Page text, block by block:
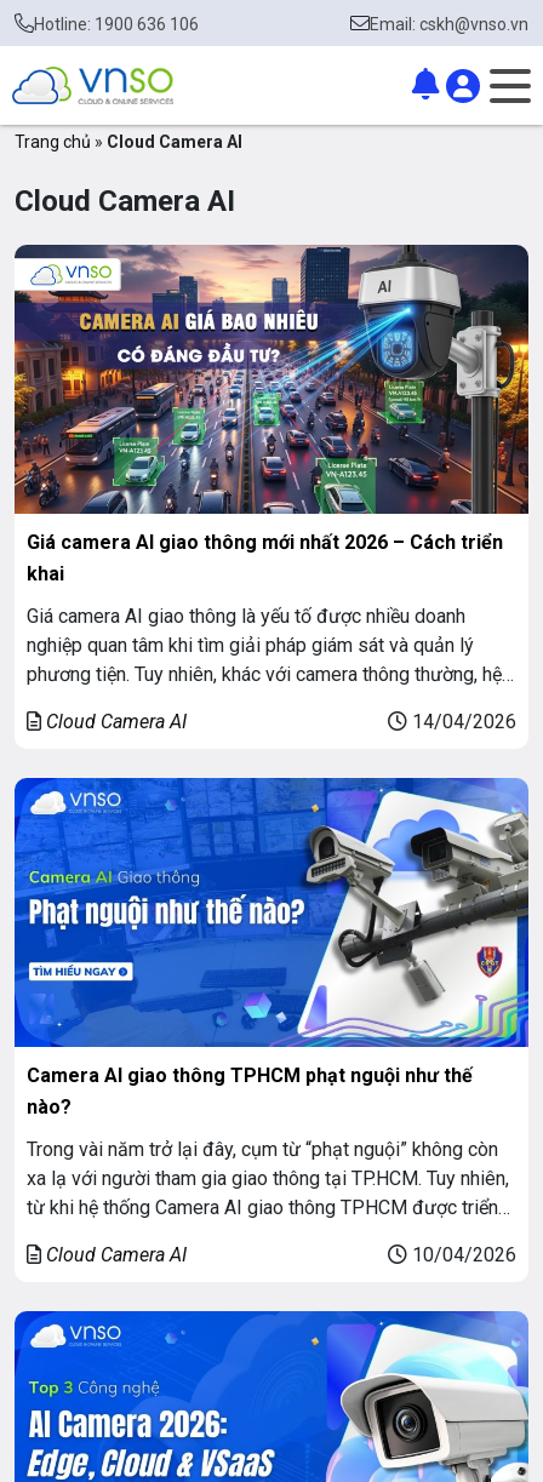
Hotline: 1900 636 106 Email: cskh@vnso.vn
Trang chủ » Cloud Camera AI
Cloud Camera AI
Giá camera AI giao thông mới nhất 2026 – Cách triển
khai
Giá camera AI giao thông là yếu tố được nhiều doanh
nghiệp quan tâm khi tìm giải pháp giám sát và quản lý
phương tiện. Tuy nhiên, khác với camera thông thường, hệ
trợ vận hành. Vì vậy, câu hỏi “camera […]
Cloud Camera AI 14/04/2026
Camera AI giao thông TPHCM phạt nguội như thế
nào?
Trong vài năm trở lại đây, cụm từ “phạt nguội” không còn
xa lạ với người tham gia giao thông tại TP.HCM. Tuy nhiên,
từ khi hệ thống Camera AI giao thông TPHCM được triển
phụ thuộc vào việc có CSGT đứng đường […]
Cloud Camera AI 10/04/2026